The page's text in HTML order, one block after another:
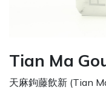
Tian Ma
天麻鉤藤飲新 (Tian